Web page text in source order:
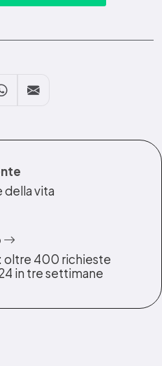
della vita
oltre 400 richieste
in tre settimane